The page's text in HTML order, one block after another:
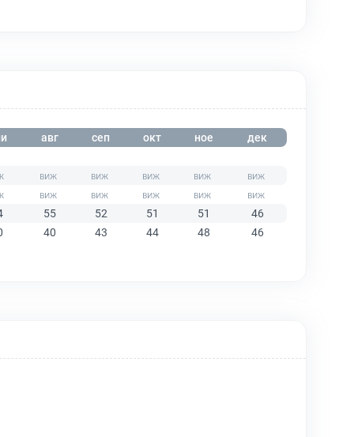
авг сеп окт ное дек
55 52 51 51
46
40 43 44 48 46